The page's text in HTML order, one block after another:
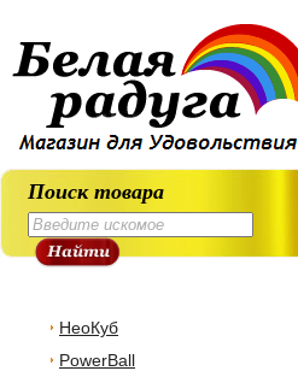
Поиск товара
НеоКуб
PowerBall